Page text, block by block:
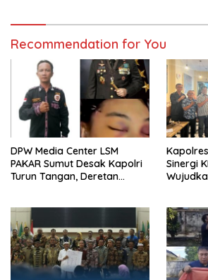
Recommendation for You
DPW Media Center LSM
PAKAR Sumut Desak Kapolri
Turun Tangan, Deretan
Gowasa Dinilai Harus Dibuka
Terang – Benderang
Sinergi